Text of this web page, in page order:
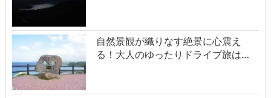
自然景観が織りなす絶景に心震え
る！大人のゆったりドライブ旅は…